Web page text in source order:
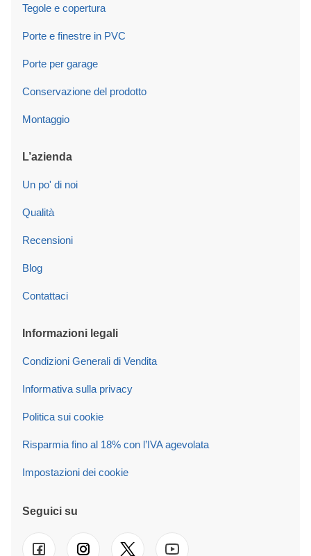
Tegole e copertura
Porte e finestre in PVC
Porte per garage
Conservazione del prodotto
Montaggio
L’azienda
Un po' di noi
Qualità
Recensioni
Blog
Contattaci
Informazioni legali
Condizioni Generali di Vendita
Informativa sulla privacy
Politica sui cookie
Risparmia fino al 18% con l’IVA agevolata
Impostazioni dei cookie
Seguici su